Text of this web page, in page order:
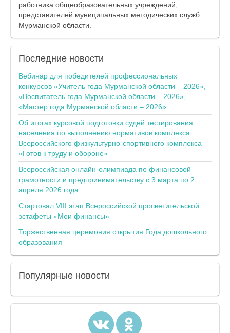
работника общеобразовательных учреждений,
представителей муниципальных методических служб
Мурманской области.
Последние новости
Вебинар для победителей профессиональных
конкурсов «Учитель года Мурманской области – 2026»,
«Воспитатель года Мурманской области – 2026»,
«Мастер года Мурманской области – 2026»
Об итогах курсовой подготовки судей тестирования
населения по выполнению нормативов комплекса
Всероссийского физкультурно-спортивного комплекса
«Готов к труду и обороне»
Всероссийская онлайн-олимпиада по финансовой
грамотности и предпринимательству с 3 марта по 2
апреля 2026 года
Стартовал VIII этап Всероссийской просветительской
эстафеты «Мои финансы»
Торжественная церемония открытия Года дошкольного
образования
Популярные новости